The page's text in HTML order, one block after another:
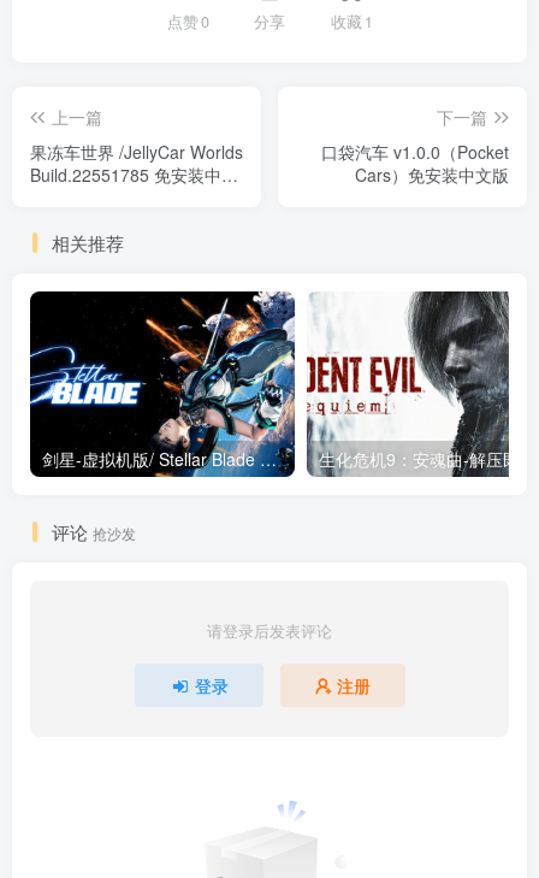
点赞0 分享 收藏1
上一篇
果冻车世界 /JellyCar Worlds
Build.22551785 免安装中文
下一篇
口袋汽车 v1.0.0（Pocket
Cars）免安装中文版
相关推荐
剑星-虚拟机版/ Stellar Blade v1.4.1|Build.19963153 终极版新补丁 送修改器 免安装中文版
评论 抢沙发
请登录后发表评论
登录 注册